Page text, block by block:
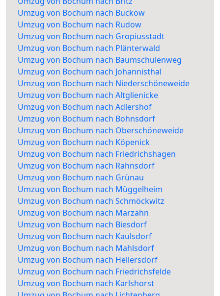
Umzug von Bochum nach Buckow
Umzug von Bochum nach Rudow
Umzug von Bochum nach Gropiusstadt
Umzug von Bochum nach Plänterwald
Umzug von Bochum nach Baumschulenweg
Umzug von Bochum nach Johannisthal
Umzug von Bochum nach Niederschöneweide
Umzug von Bochum nach Altglienicke
Umzug von Bochum nach Adlershof
Umzug von Bochum nach Bohnsdorf
Umzug von Bochum nach Oberschöneweide
Umzug von Bochum nach Köpenick
Umzug von Bochum nach Friedrichshagen
Umzug von Bochum nach Rahnsdorf
Umzug von Bochum nach Grünau
Umzug von Bochum nach Müggelheim
Umzug von Bochum nach Schmöckwitz
Umzug von Bochum nach Marzahn
Umzug von Bochum nach Biesdorf
Umzug von Bochum nach Kaulsdorf
Umzug von Bochum nach Mahlsdorf
Umzug von Bochum nach Hellersdorf
Umzug von Bochum nach Friedrichsfelde
Umzug von Bochum nach Karlshorst